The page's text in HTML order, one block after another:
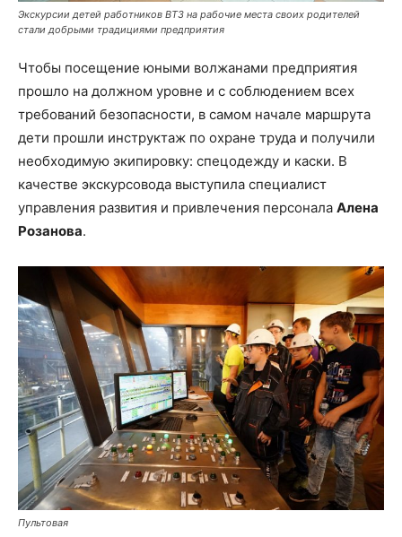
Экскурсии детей работников ВТЗ на рабочие места своих родителей
стали добрыми традициями предприятия
Чтобы посещение юными волжанами предприятия
прошло на должном уровне и с соблюдением всех
требований безопасности, в самом начале маршрута
дети прошли инструктаж по охране труда и получили
необходимую экипировку: спецодежду и каски. В
качестве экскурсовода выступила специалист
управления развития и привлечения персонала Алена
Розанова.
Пультовая